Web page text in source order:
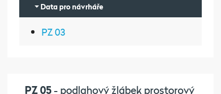
Data pro návrháře
PZ 03
PZ 05- podlahový žlábek prostorový